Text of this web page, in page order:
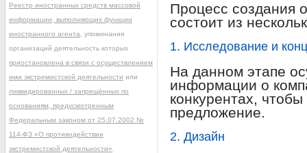
Процесс создания
состоит из
1. Исследование и
На данном этапе
информации о
конкурентах,
предложение.
2. Дизайн
Реестр иностранных средств массовой
информации, выполняющих функции
иностранного агента , упоминания
организаций деятельность которых
приостановлена в связи с осуществлением
ими экстремистской деятельности или
ликвидированных / запрещённых по
основаниям, предусмотренным
Федеральным законом от 25.07.2002 №
114-ФЗ «О противодействии
экстремистской деятельности»